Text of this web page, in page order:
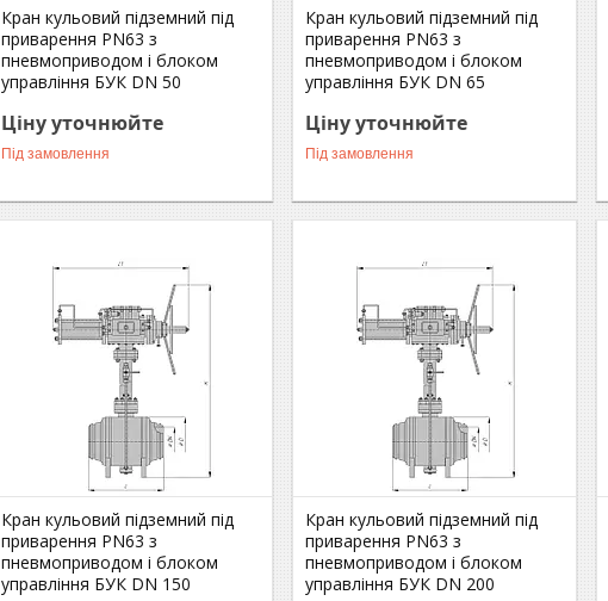
Кран кульовий підземний під
приварення РN63 з
пневмоприводом і блоком
управління БУК DN 50
Ціну уточнюйте
Під замовлення
Кран кульовий підземний під
приварення РN63 з
пневмоприводом і блоком
управління БУК DN 65
Ціну уточнюйте
Під замовлення
Кран кульовий підземний під
приварення РN63 з
пневмоприводом і блоком
управління БУК DN 150
Кран кульовий підземний під
приварення РN63 з
пневмоприводом і блоком
управління БУК DN 200